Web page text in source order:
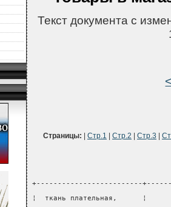
Текст документа с
Страницы: Стр.1 Стр.2 Стр.3
+-------------------------
¦  ткань плательная,